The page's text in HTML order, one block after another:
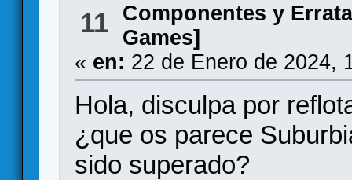
11
Componentes y
Games]
« en: 22 de Enero de 2024,
Hola, disculpa por
¿que os parece
sido superado?